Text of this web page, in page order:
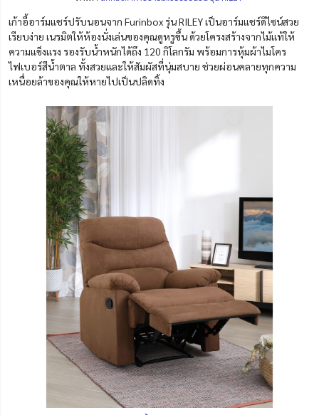
เก้าอี้อาร์มแชร์ปรับนอนจาก Furinbox รุ่น RILEY เป็นอาร์มแชร์ดีไซน์สวย
เรียบง่าย เนรมิตให้ห้องนั่งเล่นของคุณดูหรูขึ้น ด้วยโครงสร้างจากไม้แท้ให้
ความแข็งแรง รองรับน้ำหนักได้ถึง 120 กิโลกรัม พร้อมการหุ้มผ้าไมโคร
ไฟเบอร์สีน้ำตาล ทั้งสวยและให้สัมผัสที่นุ่มสบาย ช่วยผ่อนคลายทุกความ
เหนื่อยล้าของคุณให้หายไปเป็นปลิดทิ้ง